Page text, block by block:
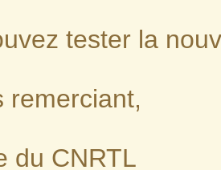
tester la
remerciant,
du CNRTL